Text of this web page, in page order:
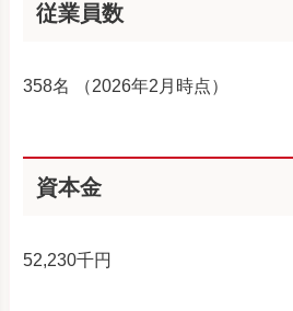
従業員数
358名 （2026年2月時点）
資本金
52,230千円